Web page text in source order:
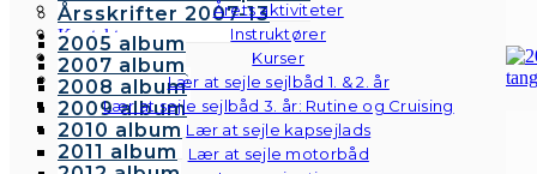
Årets aktiviteter
Instruktører
Kurser
Lær at sejle sejlbåd 1. & 2. år
Lær at sejle sejlbåd 3. år: Rutine og Cruising
Lær at sejle kapsejlads
Lær at sejle motorbåd
Årsskrifter 2007-13
Kontakt
Galleri
Andre fotos
2005 album
2007 album
2008 album
2009 album
2010 album
2011 album